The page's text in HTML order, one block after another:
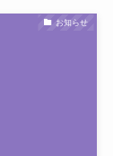
お知らせ